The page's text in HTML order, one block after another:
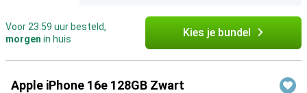
Voor 23:59 uur besteld,
morgen in huis Kies je bundel
Apple iPhone 16e 128GB Zwart